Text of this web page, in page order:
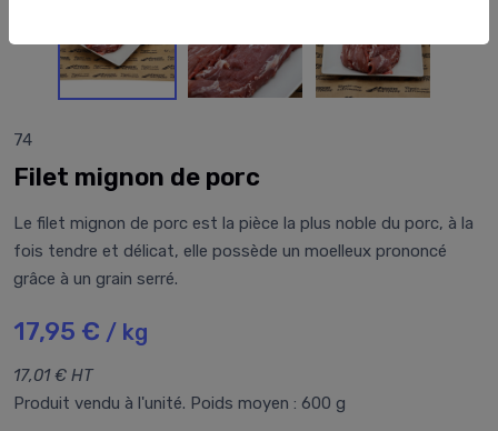
74
Filet mignon de porc
Le filet mignon de porc est la pièce la plus noble du porc, à la
fois tendre et délicat, elle possède un moelleux prononcé
grâce à un grain serré.
17,95 € / kg
17,01 € HT
Produit vendu à l'unité. Poids moyen : 600 g